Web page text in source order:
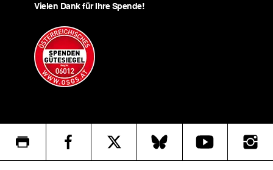
Vielen Dank für Ihre Spende!